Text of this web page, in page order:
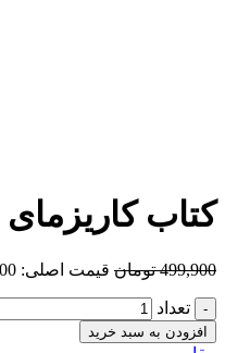
کتاب
499,900 تومان قیمت اصلی: 499,900 تومان بود.
تعداد
افزودن به سبد خرید